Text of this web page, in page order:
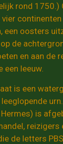
rond
een oosters
de
en aan de
leeuw.
is een
is
de letters